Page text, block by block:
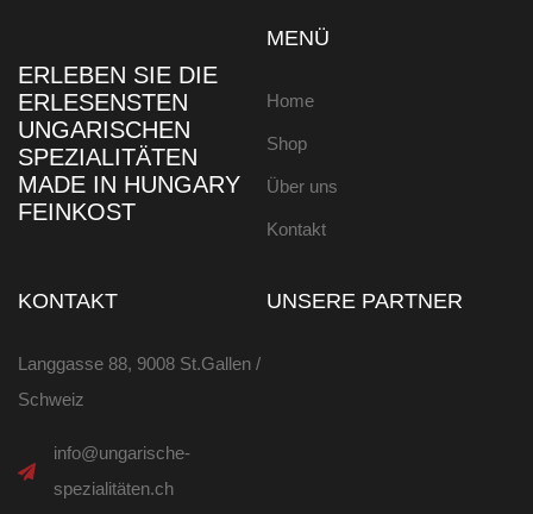
ERLEBEN SIE DIE
ERLESENSTEN
UNGARISCHEN
SPEZIALITÄTEN
MADE IN HUNGARY
FEINKOST
MENÜ
Home
Shop
Über uns
Kontakt
KONTAKT
Langgasse 88, 9008 St.Gallen /
Schweiz
info@ungarische-
spezialitäten.ch
UNSERE PARTNER